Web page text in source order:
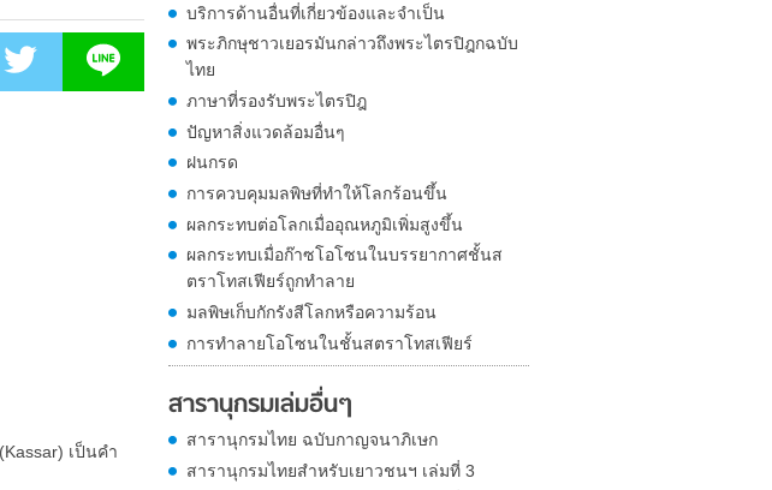
เป็นคำ
บริการด้านอื่นที่เกี่ยวข้องและจำเป็น
พระภิกษุชาวเยอรมันกล่าวถึงพระไตรปิฎกฉบับ
ไทย
ภาษาที่รองรับพระไตรปิฎ
ปัญหาสิ่งแวดล้อมอื่นๆ
ฝนกรด
การควบคุมมลพิษที่ทำให้โลกร้อนขึ้น
ผลกระทบต่อโลกเมื่ออุณหภูมิเพิ่มสูงขึ้น
ผลกระทบเมื่อก๊าซโอโซนในบรรยากาศชั้นส
ตราโทสเฟียร์ถูกทำลาย
มลพิษเก็บกักรังสีโลกหรือความร้อน
การทำลายโอโซนในชั้นสตราโทสเฟียร์
สารานุกรมเล่มอื่นๆ
สารานุกรมไทย ฉบับกาญจนาภิเษก
สารานุกรมไทยสำหรับเยาวชนฯ เล่มที่ 3